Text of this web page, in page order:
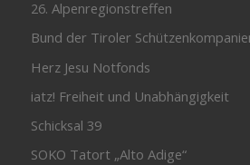
26. Alpenregionstreffen
Bund der Tiroler
Herz Jesu Notfonds
iatz! Freiheit und Unabhängigkeit
Schicksal 39
SOKO Tatort „Alto Adige“